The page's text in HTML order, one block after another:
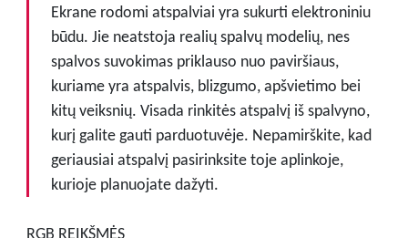
Ekrane rodomi atspalviai yra sukurti elektroniniu
būdu. Jie neatstoja realių spalvų modelių, nes
spalvos suvokimas priklauso nuo paviršiaus,
kuriame yra atspalvis, blizgumo, apšvietimo bei
kitų veiksnių. Visada rinkitės atspalvį iš spalvyno,
kurį galite gauti parduotuvėje. Nepamirškite, kad
geriausiai atspalvį pasirinksite toje aplinkoje,
kurioje planuojate dažyti.
RGB REIKŠMĖS